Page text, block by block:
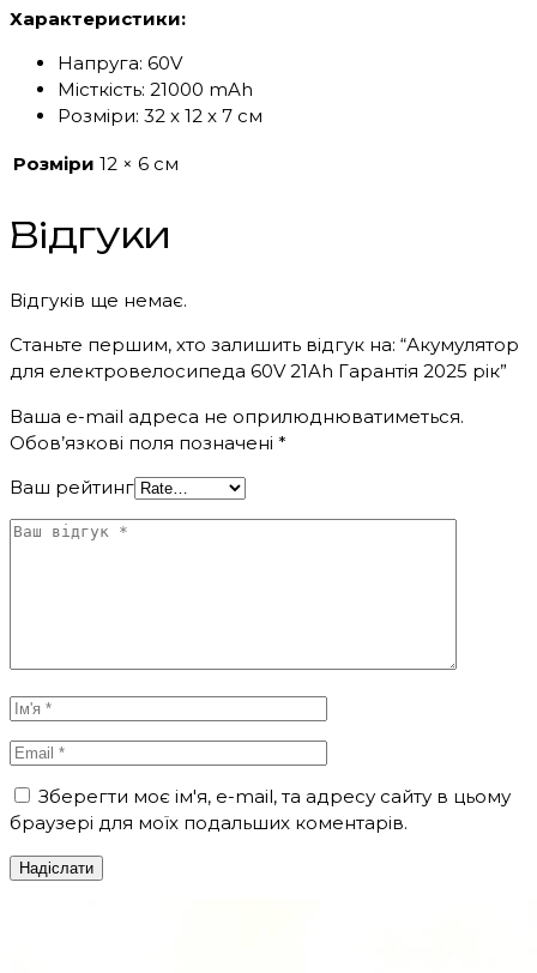
Характеристики:
Напруга: 60V
Місткість: 21000 mAh
Розміри: 32 x 12 x 7 см
Розміри 12 × 6 см
Відгуки
Відгуків ще немає.
Станьте першим, хто залишить відгук на: “Акумулятор
для електровелосипеда 60V 21Ah Гарантія 2025 рік”
Ваша e-mail адреса не оприлюднюватиметься.
Обов’язкові поля позначені *
Ваш рейтинг
Зберегти моє ім'я, e-mail, та адресу сайту в цьому
браузері для моїх подальших коментарів.